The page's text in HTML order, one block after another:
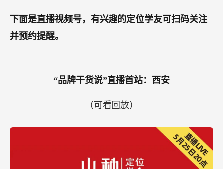
下面是直播视频号，有兴趣的定位学友可扫码关注
并预约提醒。
“品牌干货说”直播首站：西安
（可看回放）